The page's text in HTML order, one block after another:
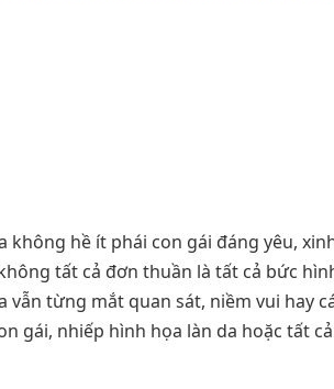
hề ít phái con gái đáng yêu,
tất cả đơn thuần là tất cả bức
từng mắt quan sát, niềm vui hay
gái, nhiếp hình họa làn da hoặc tất